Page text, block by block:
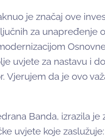
je značaj ove
za unapređenje
uvjete za nastavu i
Vjerujem da je ovo
Banda, izrazila je
uvjete koje